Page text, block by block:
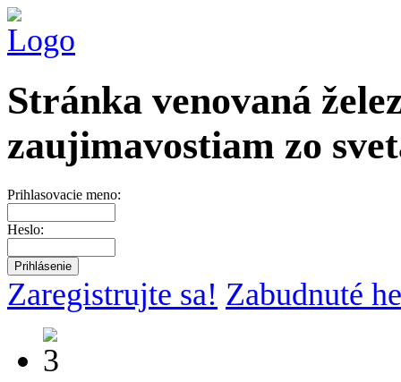
Stránka venovaná
zaujimavostiam zo
Prihlasovacie meno:
Heslo:
Zaregistrujte sa! Zabudnuté